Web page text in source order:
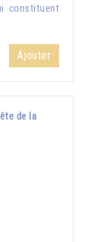
constituent
Ajouter
de la